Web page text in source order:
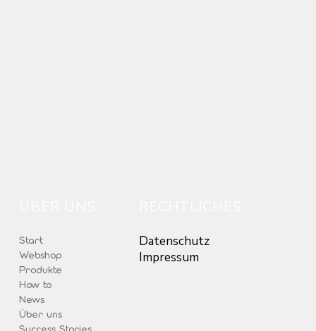
Start
Webshop
Produkte
How to
News
Über uns
Success Stories
Datenschutz
Impressum